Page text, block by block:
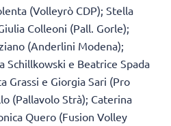
(Volleyrò CDP); Stella
Colleoni (Pall. Gorle);
(Anderlini Modena);
Schillkowski e Beatrice Spada
Grassi e Giorgia Sari (Pro
(Pallavolo Strà); Caterina
Quero (Fusion Volley